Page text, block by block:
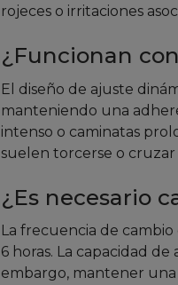
rojeces o irritaciones
¿Funcionan
El diseño de ajuste
manteniendo una
intenso o caminatas
suelen torcerse o
¿Es necesario
La frecuencia de
6 horas. La capacidad
embargo, mantener